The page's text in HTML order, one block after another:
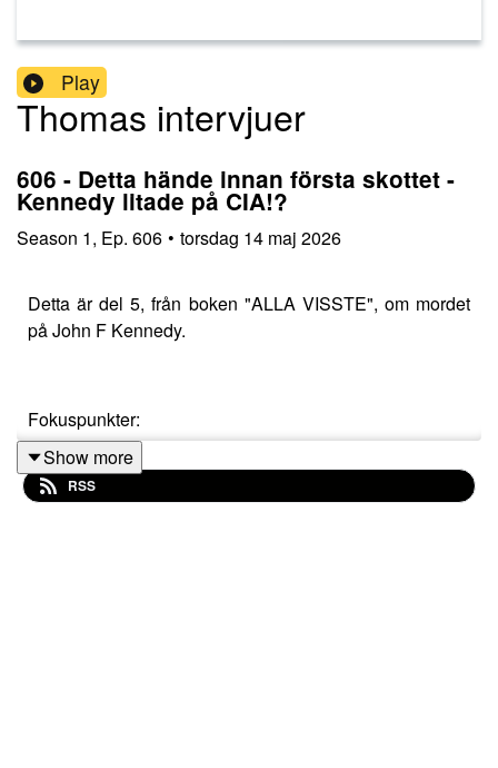
Play
Thomas intervjuer
606 - Detta hände innan första skottet -
Kennedy litade på CIA!?
Season 1, Ep. 606 • torsdag 14 maj 2026
Detta är del 5, från boken "ALLA VISSTE", om mordet
på John F Kennedy.
Fokuspunkter:
Jakten påthe Power Elite
Show more
RSS